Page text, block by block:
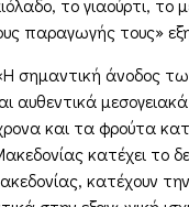
το γιαούρτι, το
παραγωγής τους»
σημαντική άνοδος
αυθεντικά
και τα φρούτα
κατέχει το
κατέχουν